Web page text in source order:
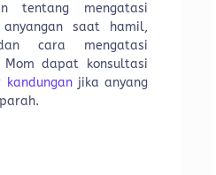
tentang mengatasi
anyangan saat hamil,
cara mengatasi
Mom dapat konsultasi
kandunganjika anyang